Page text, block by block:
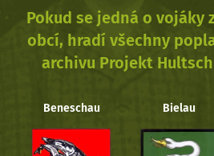
Pokud se jedná o vojáky
obcí, hradí všechny
archivu Projekt
Beneschau Bielau